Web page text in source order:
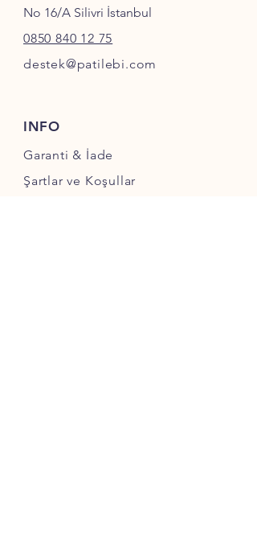
No 16/A Silivri İstanbul
0850 840 12 75
destek@patilebi.com
INFO
Garanti & İade
Şartlar ve Koşullar